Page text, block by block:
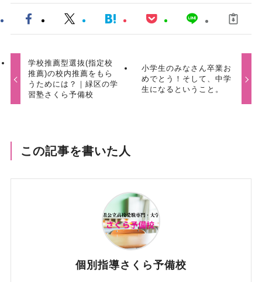
学校推薦型選抜(指定校
推薦)の校内推薦をもら
うためには？｜緑区の学
習塾さくら予備校
小学生のみなさん卒業お
めでとう！そして、中学
生になるということ。
この記事を書いた人
個別指導さくら予備校